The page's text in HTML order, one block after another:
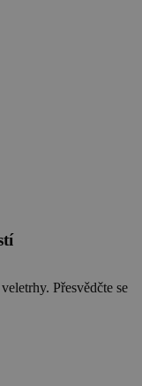
Přesvědčte se